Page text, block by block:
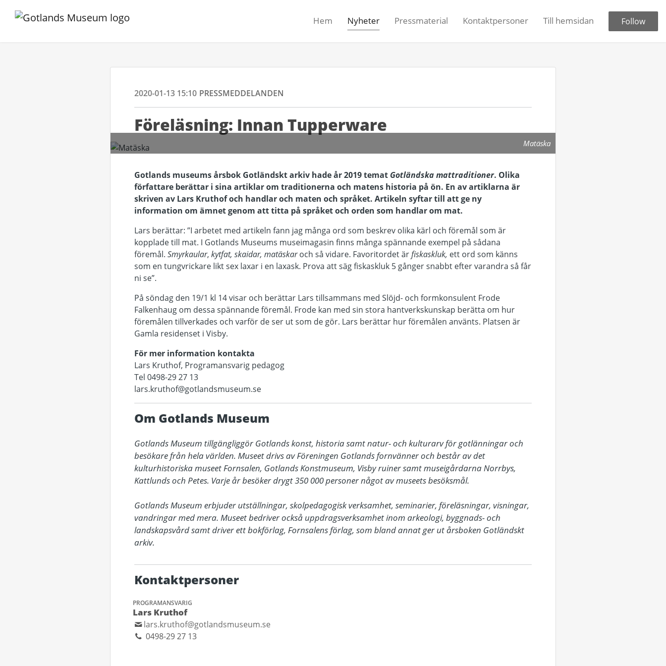
Hem Nyheter Pressmaterial Kontaktpersoner Till hemsidan Follow
2020-01-13 15:10 PRESSMEDDELANDEN
Föreläsning: Innan Tupperware
Matäska
Gotlands museums årsbok Gotländskt arkiv hade år 2019 temat Gotländska mattraditioner. Olika
författare berättar i sina artiklar om traditionerna och matens historia på ön. En av artiklarna är
skriven av Lars Kruthof och handlar och maten och språket. Artikeln syftar till att ge ny
information om ämnet genom att titta på språket och orden som handlar om mat.
Lars berättar: ”I arbetet med artikeln fann jag många ord som beskrev olika kärl och föremål som är
kopplade till mat. I Gotlands Museums museimagasin finns många spännande exempel på sådana
föremål. Smyrkaular, kytfat, skaidar, matäskaroch så vidare. Favoritordet ärfiskaskluk, ett ord som känns
som en tungvrickare likt sex laxar i en laxask. Prova att säg fiskaskluk 5 gånger snabbt efter varandra så får
ni se”.
På söndag den 19/1 kl 14 visar och berättar Lars tillsammans med Slöjd- och formkonsulent Frode
Falkenhaug om dessa spännande föremål. Frode kan med sin stora hantverkskunskap berätta om hur
föremålen tillverkades och varför de ser ut som de gör. Lars berättar hur föremålen använts. Platsen är
Gamla residenset i Visby.
För mer information kontakta
Lars Kruthof, Programansvarig pedagog
Tel 0498-29 27 13
lars.kruthof@gotlandsmuseum.se
Om Gotlands Museum
Gotlands Museum tillgängliggör Gotlands konst, historia samt natur- och kulturarv för gotlänningar och
besökare från hela världen. Museet drivs av Föreningen Gotlands fornvänner och består av det
kulturhistoriska museet Fornsalen, Gotlands Konstmuseum, Visby ruiner samt museigårdarna Norrbys,
Kattlunds och Petes. Varje år besöker drygt 350 000 personer något av museets besöksmål.
Gotlands Museum erbjuder utställningar, skolpedagogisk verksamhet, seminarier, föreläsningar, visningar,
vandringar med mera. Museet bedriver också uppdragsverksamhet inom arkeologi, byggnads- och
landskapsvård samt driver ett bokförlag, Fornsalens förlag, som bland annat ger ut årsboken Gotländskt
arkiv.
Kontaktpersoner
PROGRAMANSVARIG
Lars Kruthof
lars.kruthof@gotlandsmuseum.se
0498-29 27 13